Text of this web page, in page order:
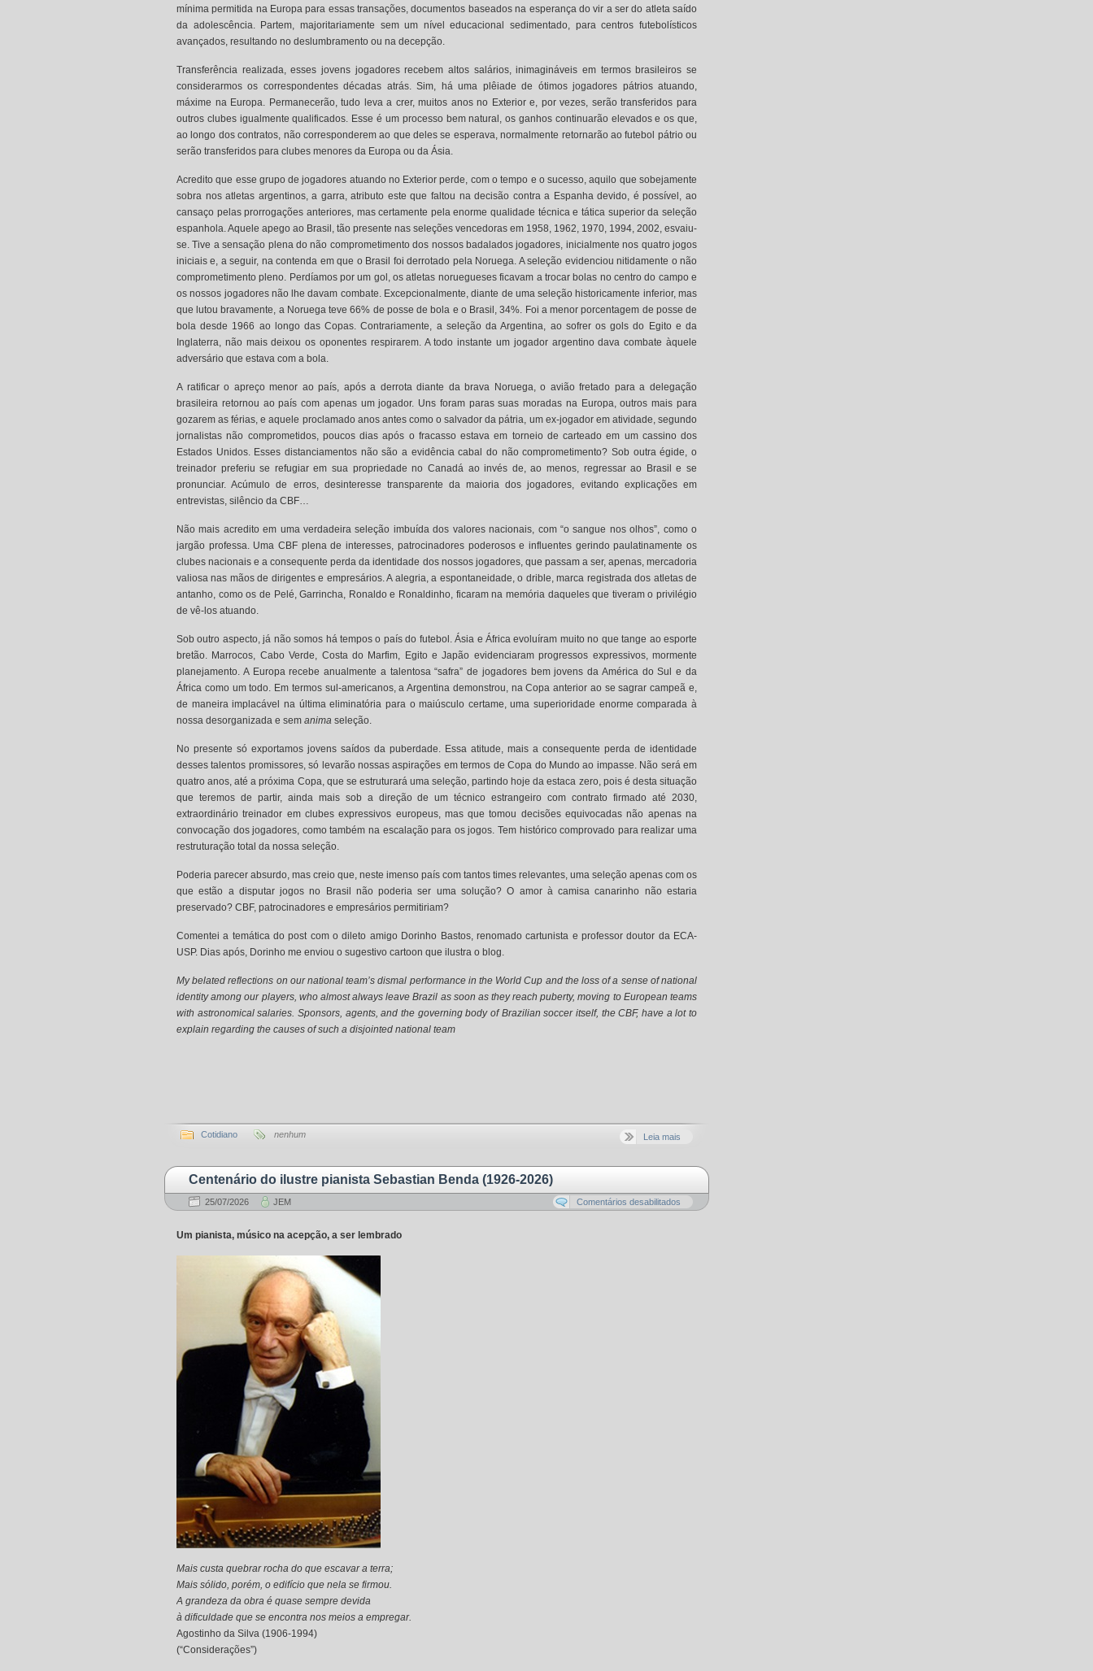
mínima permitida na Europa para essas transações, documentos baseados na esperança do vir a ser do atleta saído
da adolescência. Partem, majoritariamente sem um nível educacional sedimentado, para centros futebolísticos
avançados, resultando no deslumbramento ou na decepção.
Transferência realizada, esses jovens jogadores recebem altos salários, inimagináveis em termos brasileiros se
considerarmos os correspondentes décadas atrás. Sim, há uma plêiade de ótimos jogadores pátrios atuando,
máxime na Europa. Permanecerão, tudo leva a crer, muitos anos no Exterior e, por vezes, serão transferidos para
outros clubes igualmente qualificados. Esse é um processo bem natural, os ganhos continuarão elevados e os que,
ao longo dos contratos, não corresponderem ao que deles se esperava, normalmente retornarão ao futebol pátrio ou
serão transferidos para clubes menores da Europa ou da Ásia.
Acredito que esse grupo de jogadores atuando no Exterior perde, com o tempo e o sucesso, aquilo que sobejamente
sobra nos atletas argentinos, a garra, atributo este que faltou na decisão contra a Espanha devido, é possível, ao
cansaço pelas prorrogações anteriores, mas certamente pela enorme qualidade técnica e tática superior da seleção
espanhola. Aquele apego ao Brasil, tão presente nas seleções vencedoras em 1958, 1962, 1970, 1994, 2002, esvaiu-
se. Tive a sensação plena do não comprometimento dos nossos badalados jogadores, inicialmente nos quatro jogos
iniciais e, a seguir, na contenda em que o Brasil foi derrotado pela Noruega. A seleção evidenciou nitidamente o não
comprometimento pleno. Perdíamos por um gol, os atletas noruegueses ficavam a trocar bolas no centro do campo e
os nossos jogadores não lhe davam combate. Excepcionalmente, diante de uma seleção historicamente inferior, mas
que lutou bravamente, a Noruega teve 66% de posse de bola e o Brasil, 34%. Foi a menor porcentagem de posse de
bola desde 1966 ao longo das Copas. Contrariamente, a seleção da Argentina, ao sofrer os gols do Egito e da
Inglaterra, não mais deixou os oponentes respirarem. A todo instante um jogador argentino dava combate àquele
adversário que estava com a bola.
A ratificar o apreço menor ao país, após a derrota diante da brava Noruega, o avião fretado para a delegação
brasileira retornou ao país com apenas um jogador. Uns foram paras suas moradas na Europa, outros mais para
gozarem as férias, e aquele proclamado anos antes como o salvador da pátria, um ex-jogador em atividade, segundo
jornalistas não comprometidos, poucos dias após o fracasso estava em torneio de carteado em um cassino dos
Estados Unidos. Esses distanciamentos não são a evidência cabal do não comprometimento? Sob outra égide, o
treinador preferiu se refugiar em sua propriedade no Canadá ao invés de, ao menos, regressar ao Brasil e se
pronunciar. Acúmulo de erros, desinteresse transparente da maioria dos jogadores, evitando explicações em
entrevistas, silêncio da CBF…
Não mais acredito em uma verdadeira seleção imbuída dos valores nacionais, com “o sangue nos olhos”, como o
jargão professa. Uma CBF plena de interesses, patrocinadores poderosos e influentes gerindo paulatinamente os
clubes nacionais e a consequente perda da identidade dos nossos jogadores, que passam a ser, apenas, mercadoria
valiosa nas mãos de dirigentes e empresários. A alegria, a espontaneidade, o drible, marca registrada dos atletas de
antanho, como os de Pelé, Garrincha, Ronaldo e Ronaldinho, ficaram na memória daqueles que tiveram o privilégio
de vê-los atuando.
Sob outro aspecto, já não somos há tempos o país do futebol. Ásia e África evoluíram muito no que tange ao esporte
bretão. Marrocos, Cabo Verde, Costa do Marfim, Egito e Japão evidenciaram progressos expressivos, mormente
planejamento. A Europa recebe anualmente a talentosa “safra” de jogadores bem jovens da América do Sul e da
África como um todo. Em termos sul-americanos, a Argentina demonstrou, na Copa anterior ao se sagrar campeã e,
de maneira implacável na última eliminatória para o maiúsculo certame, uma superioridade enorme comparada à
nossa desorganizada e sem anima seleção.
No presente só exportamos jovens saídos da puberdade. Essa atitude, mais a consequente perda de identidade
desses talentos promissores, só levarão nossas aspirações em termos de Copa do Mundo ao impasse. Não será em
quatro anos, até a próxima Copa, que se estruturará uma seleção, partindo hoje da estaca zero, pois é desta situação
que teremos de partir, ainda mais sob a direção de um técnico estrangeiro com contrato firmado até 2030,
extraordinário treinador em clubes expressivos europeus, mas que tomou decisões equivocadas não apenas na
convocação dos jogadores, como também na escalação para os jogos. Tem histórico comprovado para realizar uma
restruturação total da nossa seleção.
Poderia parecer absurdo, mas creio que, neste imenso país com tantos times relevantes, uma seleção apenas com os
que estão a disputar jogos no Brasil não poderia ser uma solução? O amor à camisa canarinho não estaria
preservado? CBF, patrocinadores e empresários permitiriam?
Comentei a temática do post com o dileto amigo Dorinho Bastos, renomado cartunista e professor doutor da ECA-
USP. Dias após, Dorinho me enviou o sugestivo cartoon que ilustra o blog.
My belated reflections on our national team’s dismal performance in the World Cup and the loss of a sense of national
identity among our players, who almost always leave Brazil as soon as they reach puberty, moving to European teams
with astronomical salaries. Sponsors, agents, and the governing body of Brazilian soccer itself, the CBF, have a lot to
explain regarding the causes of such a disjointed national team
Cotidiano nenhum Leia mais
Centenário do ilustre pianista Sebastian Benda (1926-2026)
25/07/2026 JEM Comentários desabilitados
Um pianista, músico na acepção, a ser lembrado
Mais custa quebrar rocha do que escavar a terra;
Mais sólido, porém, o edifício que nela se firmou.
A grandeza da obra é quase sempre devida
à dificuldade que se encontra nos meios a empregar.
Agostinho da Silva (1906-1994)
(“Considerações”)